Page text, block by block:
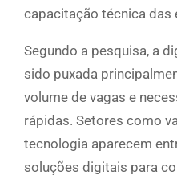
capacitação técnica das
Segundo a pesquisa, a
sido puxada
volume de vagas e
rápidas. Setores como
tecnologia aparecem
soluções digitais para